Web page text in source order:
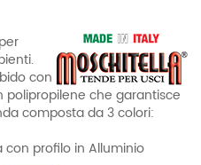
con
polipropilene che garantisce
composta da 3 colori:
profilo in Alluminio